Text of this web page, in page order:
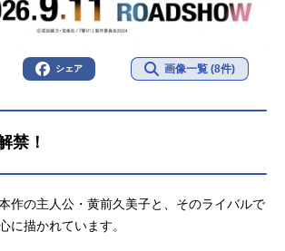
シェア 画像一覧 (8件)
禁！
作の主人公・黄前久美子と、そのライバルで
に描かれています。